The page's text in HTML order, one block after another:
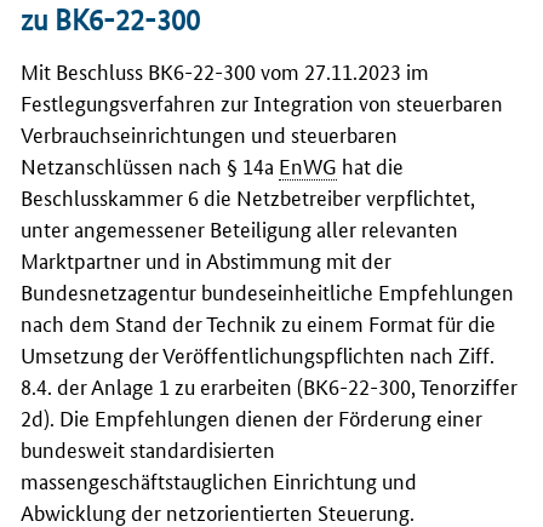
zu BK6-22-300
Mit Beschluss BK6-22-300 vom 27.11.2023 im
Festlegungsverfahren zur Integration von steuerbaren
Verbrauchseinrichtungen und steuerbaren
Netzanschlüssen nach § 14a EnWG hat die
Beschlusskammer 6 die Netzbetreiber verpflichtet,
unter angemessener Beteiligung aller relevanten
Marktpartner und in Abstimmung mit der
Bundesnetzagentur bundeseinheitliche Empfehlungen
nach dem Stand der Technik zu einem Format für die
Umsetzung der Veröffentlichungspflichten nach Ziff.
8.4. der Anlage 1 zu erarbeiten (BK6-22-300, Tenorziffer
2d). Die Empfehlungen dienen der Förderung einer
bundesweit standardisierten
massengeschäftstauglichen Einrichtung und
Abwicklung der netzorientierten Steuerung.